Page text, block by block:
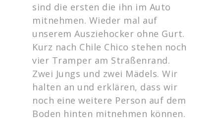
sind die ersten die ihn im Auto
mitnehmen. Wieder mal auf
unserem Ausziehocker ohne Gurt.
Kurz nach Chile Chico stehen noch
vier Tramper am Straßenrand.
Zwei Jungs und zwei Mädels. Wir
halten an und erklären, dass wir
noch eine weitere Person auf dem
Boden hinten mitnehmen können.